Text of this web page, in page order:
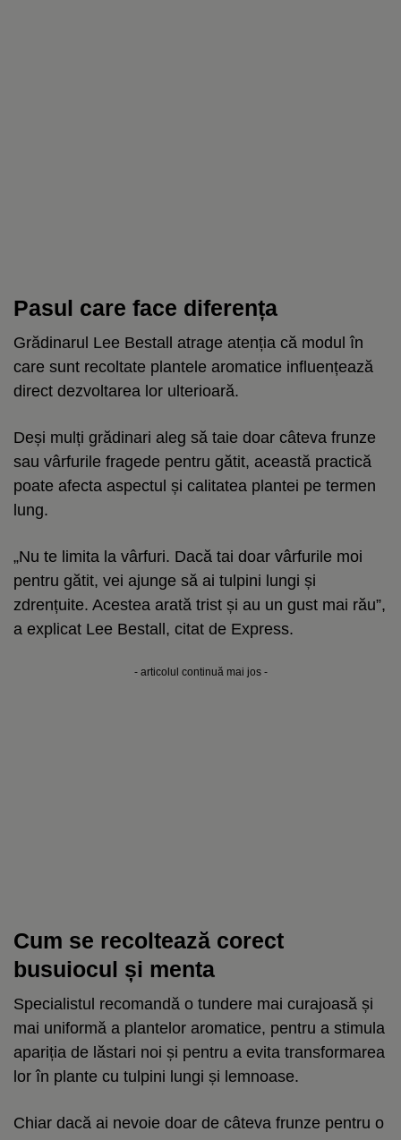
Pasul care face diferența
Grădinarul Lee Bestall atrage atenția că modul în
care sunt recoltate plantele aromatice influențează
direct dezvoltarea lor ulterioară.
Deși mulți grădinari aleg să taie doar câteva frunze
sau vârfurile fragede pentru gătit, această practică
poate afecta aspectul și calitatea plantei pe termen
lung.
„Nu te limita la vârfuri. Dacă tai doar vârfurile moi
pentru gătit, vei ajunge să ai tulpini lungi și
zdrențuite. Acestea arată trist și au un gust mai rău”,
a explicat Lee Bestall, citat de Express.
- articolul continuă mai jos -
Cum se recoltează corect
busuiocul și menta
Specialistul recomandă o tundere mai curajoasă și
mai uniformă a plantelor aromatice, pentru a stimula
apariția de lăstari noi și pentru a evita transformarea
lor în plante cu tulpini lungi și lemnoase.
Chiar dacă ai nevoie doar de câteva frunze pentru o